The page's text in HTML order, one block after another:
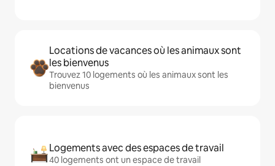
Locations de vacances où les animaux sont
les bienvenus
Trouvez 10 logements où les animaux sont les
bienvenus
Logements avec des espaces de travail
40 logements ont un espace de travail